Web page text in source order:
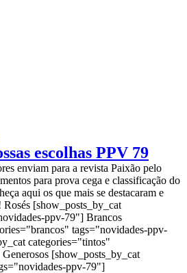
escolhas PPV 79
enviam para a revista Paixão pelo
para prova cega e classificação do
aqui os que mais se destacaram e
[show_posts_by_cat
ppv-79"] Brancos
tags="novidades-ppv-
categories="tintos"
[show_posts_by_cat
ppv-79"]